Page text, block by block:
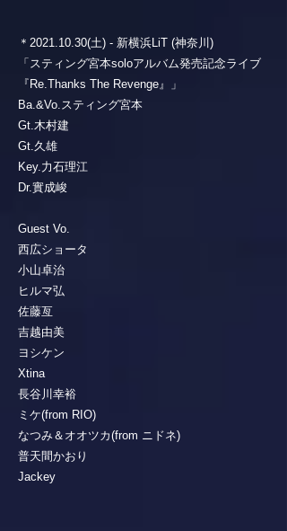
＊2021.10.30(土) - 新横浜LiT (神奈川)
「スティング宮本soloアルバム発売記念ライブ
『Re.Thanks The Revenge』」
Ba.&Vo.スティング宮本
Gt.木村建
Gt.久雄
Key.力石理江
Dr.實成峻
Guest Vo.
西広ショータ
小山卓治
ヒルマ弘
佐藤亙
吉越由美
ヨシケン
Xtina
長谷川幸裕
ミケ(from RIO)
なつみ＆オオツカ(from ニドネ)
普天間かおり
Jackey